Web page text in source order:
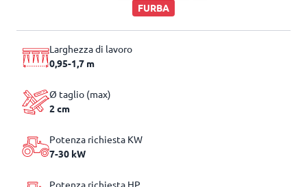
FURBA
Larghezza di lavoro
0,95-1,7 m
Ø taglio (max)
2 cm
Potenza richiesta KW
7-30 kW
Potenza richiesta HP